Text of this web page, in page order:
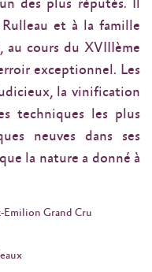
des plus réputés. Il
et à la famille
au cours du XVIIIème
exceptionnel. Les
la vinification
techniques les plus
neuves dans ses
la nature a donné à
Emilion Grand Cru